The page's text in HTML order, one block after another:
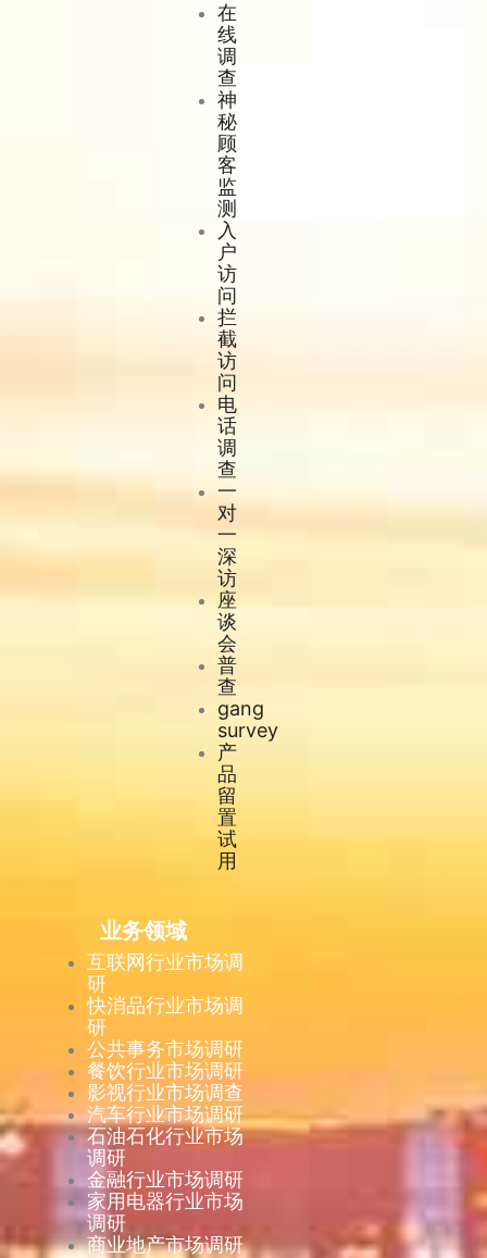
在
线
调
查
神
秘
顾
客
监
测
入
户
访
问
拦
截
访
问
电
话
调
查
一
对
一
深
访
座
谈
会
普
查
gang
survey
产
品
留
置
试
用
业务领域
互联网行业市场调
研
快消品行业市场调
研
公共事务市场调研
餐饮行业市场调研
影视行业市场调查
汽车行业市场调研
石油石化行业市场
调研
金融行业市场调研
家用电器行业市场
调研
商业地产市场调研